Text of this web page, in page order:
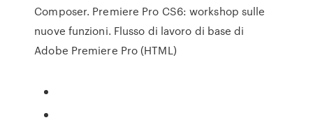
Composer. Premiere Pro CS6: workshop sulle
nuove funzioni. Flusso di lavoro di base di
Adobe Premiere Pro (HTML)